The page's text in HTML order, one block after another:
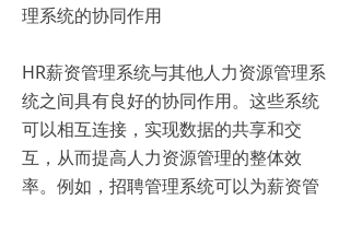
理系统的协同作用
HR薪资管理系统与其他人力资源管理系
统之间具有良好的协同作用。这些系统
可以相互连接，实现数据的共享和交
互，从而提高人力资源管理的整体效
率。例如，招聘管理系统可以为薪资管